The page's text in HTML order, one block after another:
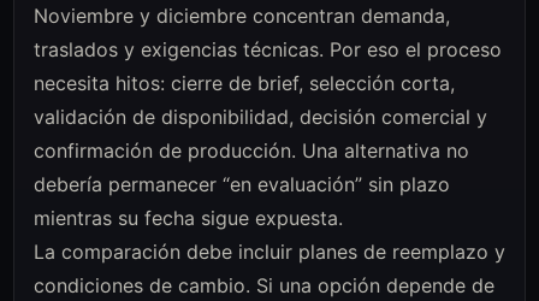
Noviembre y diciembre concentran demanda,
traslados y exigencias técnicas. Por eso el proceso
necesita hitos: cierre de brief, selección corta,
validación de disponibilidad, decisión comercial y
confirmación de producción. Una alternativa no
debería permanecer “en evaluación” sin plazo
mientras su fecha sigue expuesta.
La comparación debe incluir planes de reemplazo y
condiciones de cambio. Si una opción depende de